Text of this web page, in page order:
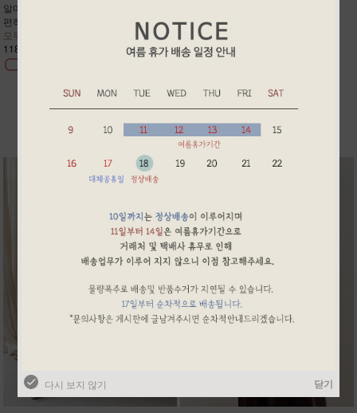
알마 썸머 반통핏 슬렉스
편하고 고급스러워 정장룩/데일리룩
모두 강추!! 주문폭주 2차리오더
118,900원
케이프핏 나시 원피스에 찰떡코디
예쁘게 팔뚝살 어깨살 커버 주문폭주
58,900원
다시 보지 않기 닫기